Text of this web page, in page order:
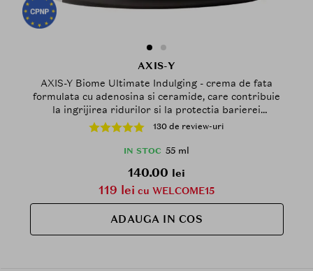
AXIS-Y
AXIS-Y Biome Ultimate Indulging - crema de fata
formulata cu adenosina si ceramide, care contribuie
la ingrijirea ridurilor si la protectia barierei
hidratante - 55 ml
130 de review-uri
IN STOC 55 ml
140.00 lei
119 lei cu WELCOME15
ADAUGA IN COS